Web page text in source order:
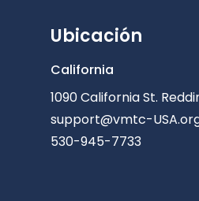
Ubicación
California
1090 California St.
support@vmtc-
530-945-7733